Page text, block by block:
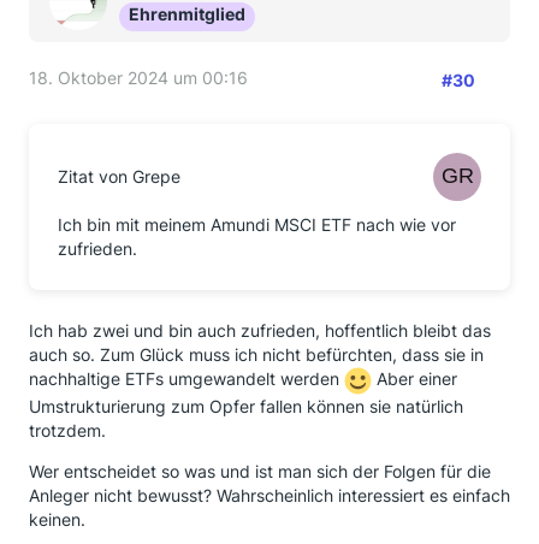
Ehrenmitglied
18. Oktober 2024 um 00:16 #30
Zitat von Grepe
Ich bin mit meinem Amundi MSCI ETF nach wie vor
zufrieden.
Ich hab zwei und bin auch zufrieden, hoffentlich bleibt das
auch so. Zum Glück muss ich nicht befürchten, dass sie in
nachhaltige ETFs umgewandelt werden
Aber einer
Umstrukturierung zum Opfer fallen können sie natürlich
trotzdem.
Wer entscheidet so was und ist man sich der Folgen für die
Anleger nicht bewusst? Wahrscheinlich interessiert es einfach
keinen.